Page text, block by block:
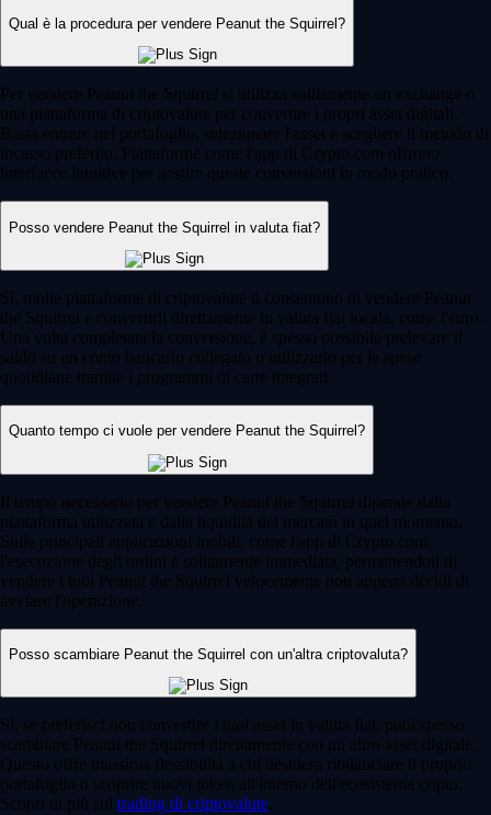
Qual è la procedura per vendere Peanut the Squirrel?
Per vendere Peanut the Squirrel si utilizza solitamente un exchange o
una piattaforma di criptovalute per convertire i propri asset digitali.
Basta entrare nel portafoglio, selezionare l'asset e scegliere il metodo di
incasso preferito. Piattaforme come l'app di Crypto.com offrono
interfacce intuitive per gestire queste conversioni in modo pratico.
Posso vendere Peanut the Squirrel in valuta fiat?
Sì, molte piattaforme di criptovalute ti consentono di vendere Peanut
the Squirrel e convertirli direttamente in valuta fiat locale, come l'euro.
Una volta completata la conversione, è spesso possibile prelevare il
saldo su un conto bancario collegato o utilizzarlo per le spese
quotidiane tramite i programmi di carte integrati.
Quanto tempo ci vuole per vendere Peanut the Squirrel?
Il tempo necessario per vendere Peanut the Squirrel dipende dalla
piattaforma utilizzata e dalla liquidità del mercato in quel momento.
Sulle principali applicazioni mobili, come l'app di Crypto.com,
l'esecuzione degli ordini è solitamente immediata, permettendoti di
vendere i tuoi Peanut the Squirrel velocemente non appena decidi di
avviare l'operazione.
Posso scambiare Peanut the Squirrel con un'altra criptovaluta?
Sì, se preferisci non convertire i tuoi asset in valuta fiat, puoi spesso
scambiare Peanut the Squirrel direttamente con un altro asset digitale.
Questo offre massima flessibilità a chi desidera ribilanciare il proprio
portafoglio o scoprire nuovi token all'interno dell'ecosistema cripto.
Scopri di più sul trading di criptovalute